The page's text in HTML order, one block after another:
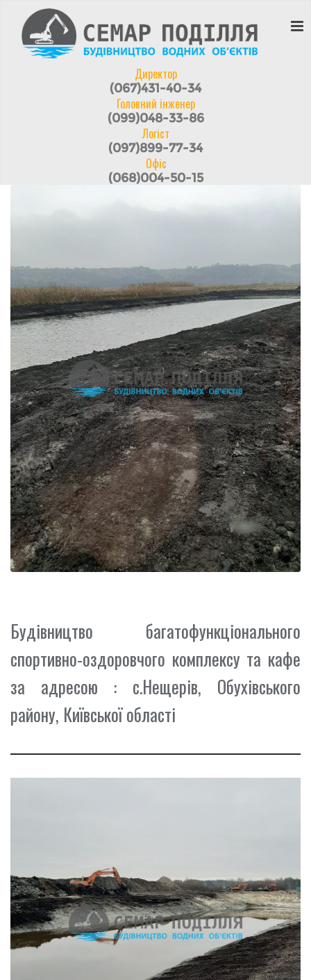
Директор
(067)431-40-34
Головний інженер
(099)048-33-86
Логіст
(097)899-77-34
Офіс
(068)004-50-15
Будівництво багатофункціонального
спортивно-оздоровчого комплексу та кафе
за адресою : с.Нещерів, Обухівського
району, Київської області